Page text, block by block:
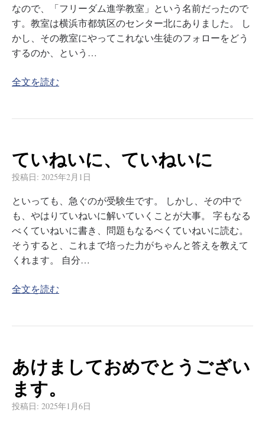
なので、「フリーダム進学教室」という名前だったので
す。教室は横浜市都筑区のセンター北にありました。 し
かし、その教室にやってこれない生徒のフォローをどう
するのか、という…
全文を読む
ていねいに、ていねいに
投稿日: 2025年2月1日
といっても、急ぐのが受験生です。 しかし、その中で
も、やはりていねいに解いていくことが大事。 字もなる
べくていねいに書き、問題もなるべくていねいに読む。
そうすると、これまで培った力がちゃんと答えを教えて
くれます。 自分…
全文を読む
あけましておめでとうござい
ます。
投稿日: 2025年1月6日